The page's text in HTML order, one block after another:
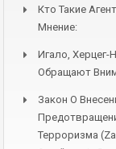
Кто Такие
Мнение:
Игало,
Обращают
Закон О
Терроризма